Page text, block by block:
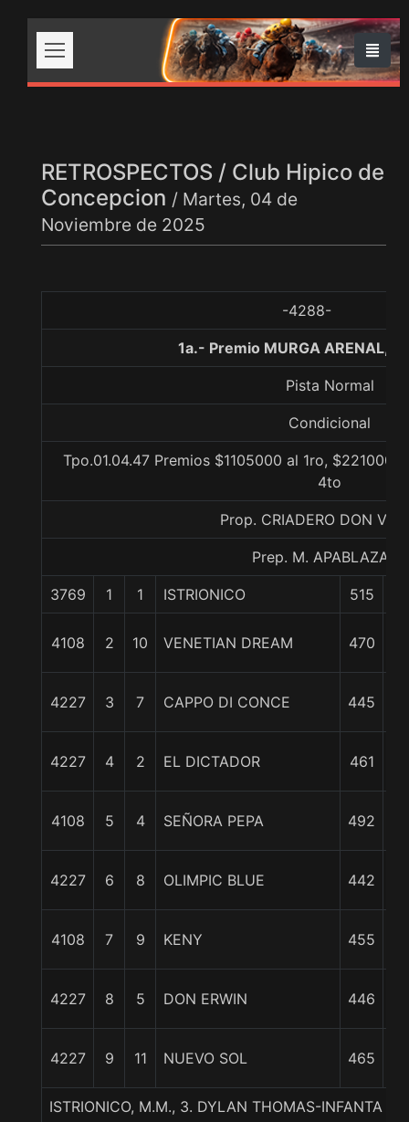
RETROSPECTOS / Club Hipico de
Concepcion / Martes, 04 de
Noviembre de 2025
-4288-
1a.- Premio MURGA ARENAL,
Pista Normal
Condicional
Tpo.01.04.47 Premios $1105000 al 1ro, $221000
4to
Prop. CRIADERO DON
Prep. M. APABLAZA G.
3769 1 1 ISTRIONICO 515
4108 2 10 VENETIAN DREAM 470
4227 3 7 CAPPO DI CONCE 445
4227 4 2 EL DICTADOR 461
4108 5 4 SEÑORA PEPA 492
4227 6 8 OLIMPIC BLUE 442
4108 7 9 KENY 455
4227 8 5 DON ERWIN 446
4227 9 11 NUEVO SOL 465
ISTRIONICO, M.M., 3. DYLAN THOMAS-INFANTA